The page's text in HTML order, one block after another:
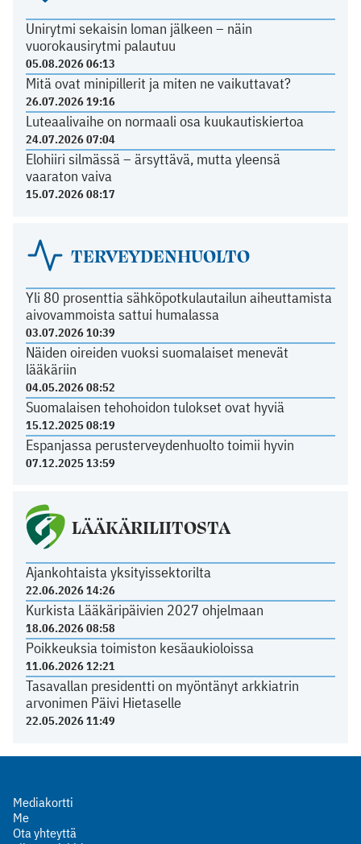
Unirytmi sekaisin loman jälkeen – näin
vuorokausirytmi palautuu
05.08.2026 06:13
Mitä ovat minipillerit ja miten ne vaikuttavat?
26.07.2026 19:16
Luteaalivaihe on normaali osa kuukautiskiertoa
24.07.2026 07:04
Elohiiri silmässä – ärsyttävä, mutta yleensä
vaaraton vaiva
15.07.2026 08:17
TERVEYDENHUOLTO
Yli 80 prosenttia sähköpotkulautailun aiheuttamista
aivovammoista sattui humalassa
03.07.2026 10:39
Näiden oireiden vuoksi suomalaiset menevät
lääkäriin
04.05.2026 08:52
Suomalaisen tehohoidon tulokset ovat hyviä
15.12.2025 08:19
Espanjassa perusterveydenhuolto toimii hyvin
07.12.2025 13:59
LÄÄKÄRILIITOSTA
Ajankohtaista yksityissektorilta
22.06.2026 14:26
Kurkista Lääkäripäivien 2027 ohjelmaan
18.06.2026 08:58
Poikkeuksia toimiston kesäaukioloissa
11.06.2026 12:21
Tasavallan presidentti on myöntänyt arkkiatrin
arvonimen Päivi Hietaselle
22.05.2026 11:49
Mediakortti
Me
Ota yhteyttä